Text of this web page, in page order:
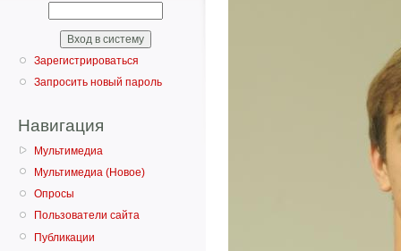
Зарегистрироваться
Запросить новый пароль
Навигация
Мультимедиа
Мультимедиа (Новое)
Опросы
Пользователи сайта
Публикации